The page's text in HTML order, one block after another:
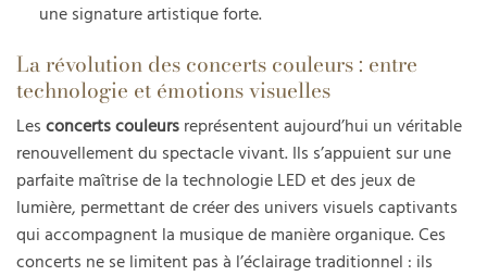
une signature artistique forte.
La révolution des concerts couleurs : entre
technologie et émotions visuelles
Les concerts couleurs représentent aujourd’hui un véritable
renouvellement du spectacle vivant. Ils s’appuient sur une
parfaite maîtrise de la technologie LED et des jeux de
lumière, permettant de créer des univers visuels captivants
qui accompagnent la musique de manière organique. Ces
concerts ne se limitent pas à l’éclairage traditionnel : ils